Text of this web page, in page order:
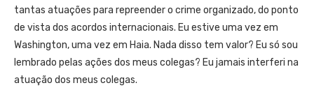
tantas atuações para repreender o crime organizado, do ponto
de vista dos acordos internacionais. Eu estive uma vez em
Washington, uma vez em Haia. Nada disso tem valor? Eu só sou
lembrado pelas ações dos meus colegas? Eu jamais interferi na
atuação dos meus colegas.